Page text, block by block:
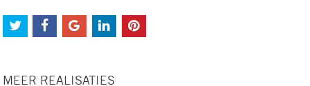
MEER REALISATIES